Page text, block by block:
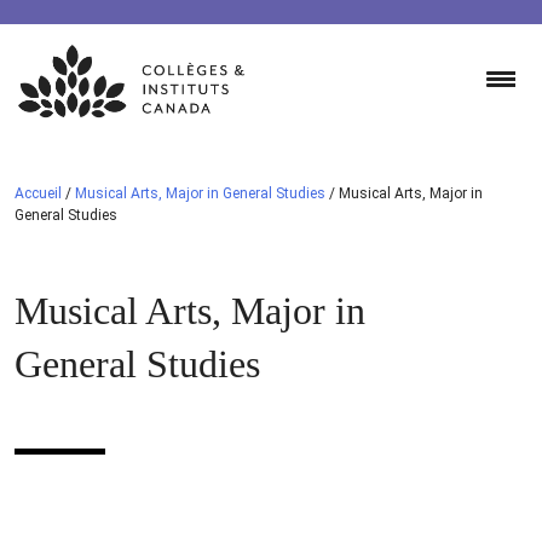
Skip
content
Accueil / Musical Arts, Major in General Studies / Musical Arts, Major in
General Studies
Musical Arts, Major in
General Studies